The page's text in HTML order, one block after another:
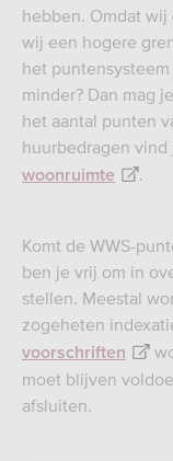
hebben. Omdat
wij een hogere
het
minder? Dan mag
het aantal punten
huurbedragen vind
woonruimte
.
Komt de WWS-
ben je vrij om in
stellen. Meestal
zogeheten
voorschriften
moet blijven
afsluiten.